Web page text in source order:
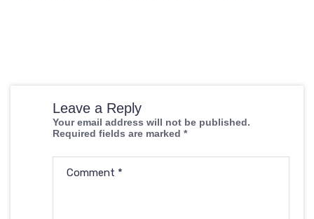
Leave a Reply
Your email address will not be published.
Required fields are marked *
Comment *